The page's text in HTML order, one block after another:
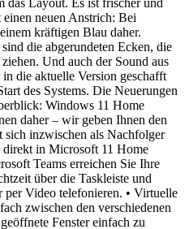
das Layout. Es ist frischer und
neuen Anstrich: Bei
kräftigen Blau daher.
die abgerundeten Ecken, die
Und auch der Sound aus
die aktuelle Version geschafft
des Systems. Die Neuerungen
Windows 11 Home
daher – wir geben Ihnen den
inzwischen als Nachfolger
direkt in Microsoft 11 Home
Teams erreichen Sie Ihre
über die Taskleiste und
per Video telefonieren. • Virtuelle
zwischen den verschiedenen
Fenster einfach zu